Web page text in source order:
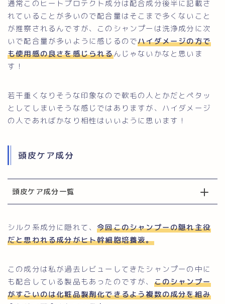
通常このヒートプロテクト成分は配合成分後半に記載さ
れていることが多いので配合量はそこまで多くないこと
が推察されるんですが、このシャンプーは洗浄成分に次
いで配合量が多いように感じるのでハイダメージの方で
も使用感の良さを感じられるんじゃないかなと思いま
す！
若干重くなりそうな印象なので軟毛の人とかだとペタッ
としてしまいそうな感じではありますが、ハイダメージ
の人であればかなり相性はいいように思います！
頭皮ケア成分
頭皮ケア成分一覧
シルク系成分に隠れて、今回このシャンプーの隠れ主役
だと思われる成分がヒト幹細胞培養液。
この成分は私が過去レビューしてきたシャンプーの中に
も配合している製品もあったのですが、 このシャンプー
がすごいのは化粧品製剤化できるよう複数の成分を組み